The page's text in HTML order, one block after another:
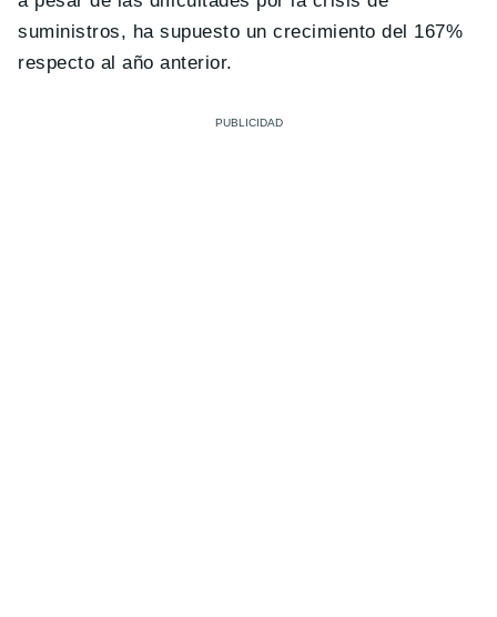
suministros, ha supuesto un crecimiento del 167%
respecto al año anterior.